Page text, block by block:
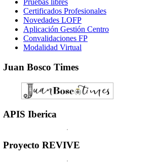
Pruebas libres
Certificados Profesionales
Novedades LOFP
Aplicación Gestión Centro
Convalidaciones FP
Modalidad Virtual
Juan Bosco Times
APIS Iberica
Proyecto REVIVE